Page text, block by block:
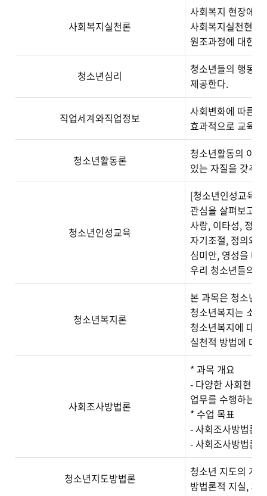
사회복지실천론
사회복지 현장에
사회복지실천현장
원조과정에 대한
청소년심리
청소년들의 행동
제공한다.
직업세계와직업정보
사회변화에 따른
효과적으로 교육
청소년활동론
청소년활동의 이
있는 자질을 갖추
청소년인성교육
[청소년인성교육]
관심을 살펴보고,
사랑, 이타성, 정서
자기조절, 정의와
심미안, 영성을 다
우리 청소년들의
청소년복지론
본 과목은 청소년
청소년복지는 소
청소년복지에 대
실천적 방법에 대
사회조사방법론
* 과목 개요
- 다양한 사회현상
업무를 수행하는
* 수업 목표
- 사회조사방법론
- 사회조사방법론
청소년지도방법론
청소년 지도의 개
방법론적 지실, 기